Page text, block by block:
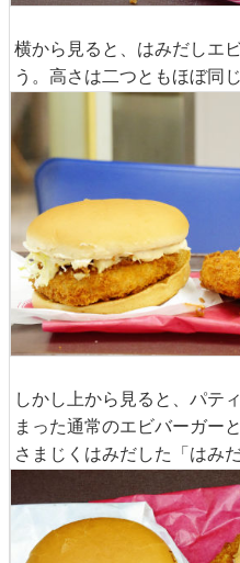
横から見ると、はみだしエ
う。高さは二つともほぼ同じ
しかし上から見ると、パテ
まった通常のエビバーガー
さまじくはみだした「はみ